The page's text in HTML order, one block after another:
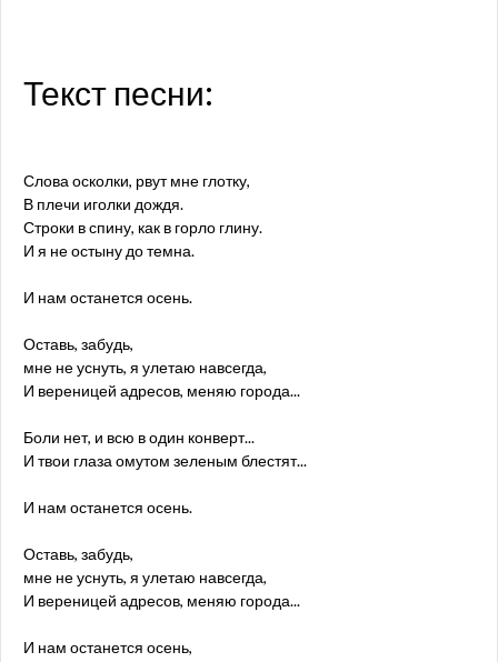
Текст песни:
Слова осколки, рвут мне глотку,
В плечи иголки дождя.
Строки в спину, как в горло глину.
И я не остыну до темна.
И нам останется осень.
Оставь, забудь,
мне не уснуть, я улетаю навсегда,
И вереницей адресов, меняю города...
Боли нет, и всю в один конверт...
И твои глаза омутом зеленым блестят...
И нам останется осень.
Оставь, забудь,
мне не уснуть, я улетаю навсегда,
И вереницей адресов, меняю города...
И нам останется осень,